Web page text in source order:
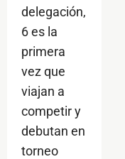
delegación,
6 es la
primera
vez que
viajan a
competir y
debutan en
torneo